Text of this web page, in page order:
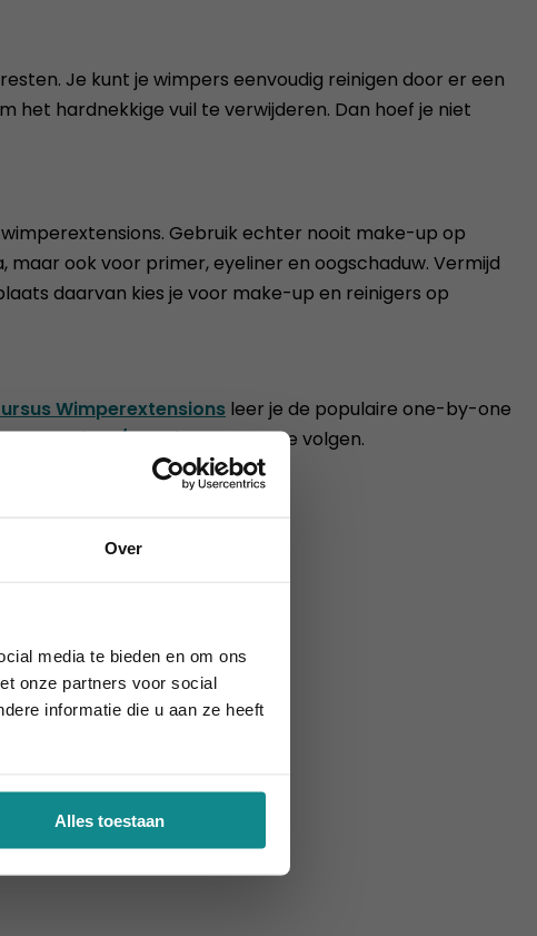
Over
media te bieden en om ons
onze partners voor social
informatie die u aan ze heeft
Alles toestaan
Je kunt je wimpers eenvoudig reinigen door er een
het hardnekkige vuil te verwijderen. Dan hoef je niet
Gebruik echter nooit make-up op
ook voor primer, eyeliner en oogschaduw. Vermijd
daarvan kies je voor make-up en reinigers op
Wimperextensions leer je de populaire one-by-one
Russian volumete volgen.
definitief.